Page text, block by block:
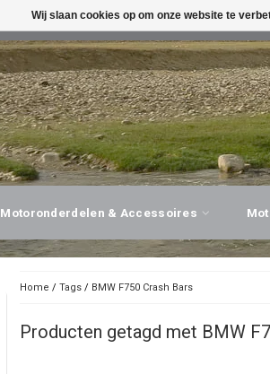
DESKUNDIG ADVIES, PERSOONLIJKE
Motoronderdelen & Accessoires
Home / Tags/ BMW F750 Crash Bars
Producten getagd met BMW
Wij slaan cookies op om onze website te